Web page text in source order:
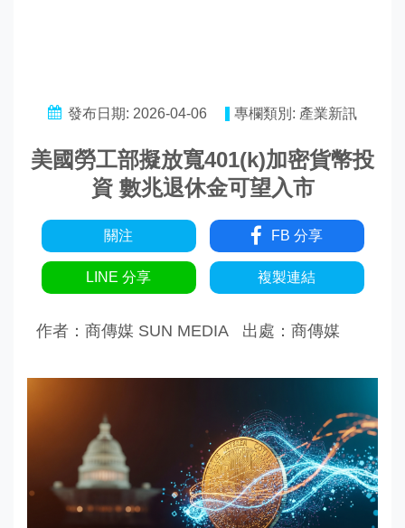
發布日期: 2026-04-06 專欄類別: 產業新訊
美國勞工部擬放寬401(k)加密貨幣投
資 數兆退休金可望入市
關注 FB 分享
LINE 分享 複製連結
作者：商傳媒 SUN MEDIA 出處：商傳媒